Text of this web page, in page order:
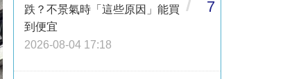
跌？不景氣時「這些原因」能買
到便宜
2026-08-04 17:18
7